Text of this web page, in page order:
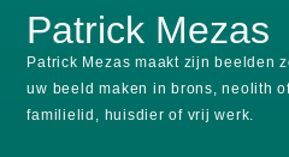
Patrick Mezas
Patrick Mezas maakt zijn beelden
uw beeld maken in brons, neolith
familielid, huisdier of vrij werk.